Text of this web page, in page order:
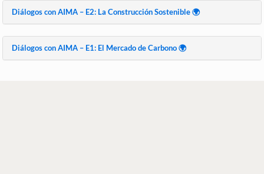
Diálogos con AIMA – E2: La Construcción Sostenible 🌍
Diálogos con AIMA – E1: El Mercado de Carbono 🌍